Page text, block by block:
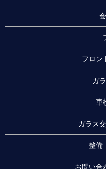
フロン
ガ
車
ガラス
整備
お問い合